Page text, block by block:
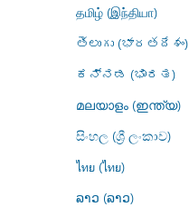
தமிழ் (இந்தியா)
తెలుగు (భారతదేశం)
ಕನ್ನಡ (ಭಾರತ)
മലയാളം (ഇന്ത്യ)
සිංහල (ශ්‍රී ලංකාව)
ไทย (ไทย)
ລາວ (ລາວ)